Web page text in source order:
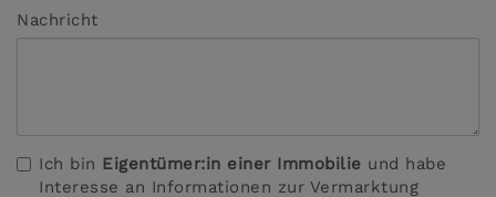
Nachricht
Ich bin Eigentümer:in einer Immobilie und habe
Interesse an Informationen zur Vermarktung